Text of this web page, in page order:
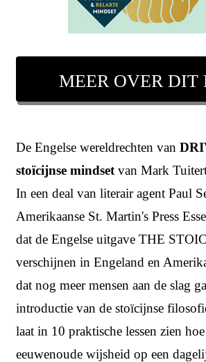
MEER OVER DIT
De Engelse wereldrechten van
stoïcijnse mindsetvan Mark
In een deal van literair agent Paul
Amerikaanse St. Martin's Press
dat de Engelse uitgave THE
verschijnen in Engeland en
dat nog meer mensen aan de slag
introductie van de stoïcijnse
laat in 10 praktische lessen zien
eeuwenoude wijsheid op een